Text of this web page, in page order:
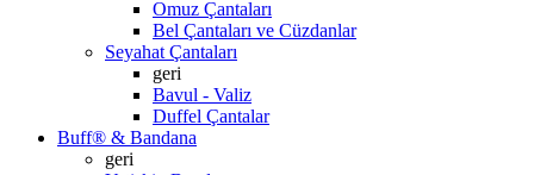
Omuz Çantaları
Bel Çantaları ve Cüzdanlar
Seyahat Çantaları
geri
Bavul - Valiz
Duffel Çantalar
Buff® & Bandana
geri